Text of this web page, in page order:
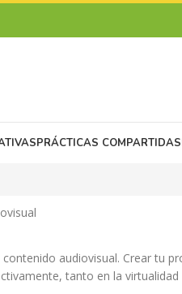
PRÁCTICAS COMPARTIDAS
audiovisual. Crear tu
tanto en la